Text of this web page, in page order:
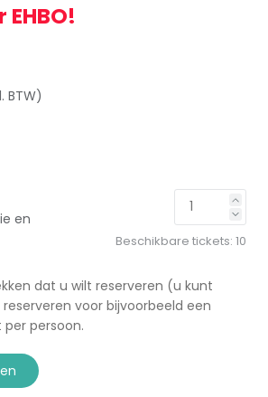
BTW)
en
Beschikbare tickets: 10
dat u wilt reserveren (u kunt
voor bijvoorbeeld een
persoon.